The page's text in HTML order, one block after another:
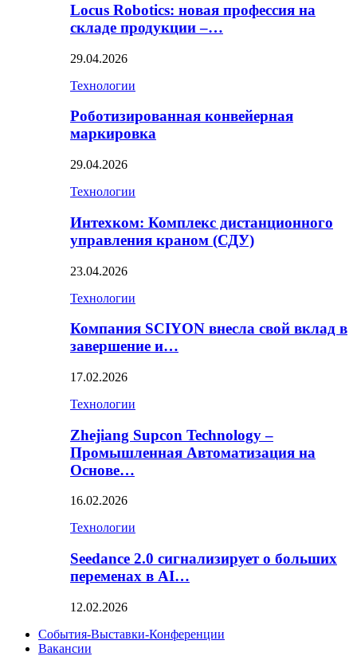
Locus Robotics: новая профессия на
складе продукции –…
29.04.2026
Технологии
Роботизированная конвейерная
маркировка
29.04.2026
Технологии
Интехком: Комплекс дистанционного
управления краном (СДУ)
23.04.2026
Технологии
Компания SCIYON внесла свой вклад в
завершение и…
17.02.2026
Технологии
Zhejiang Supcon Technology –
Промышленная Автоматизация на
Основе…
16.02.2026
Технологии
Seedance 2.0 сигнализирует о больших
переменах в AI…
12.02.2026
События-Выставки-Конференции
Вакансии